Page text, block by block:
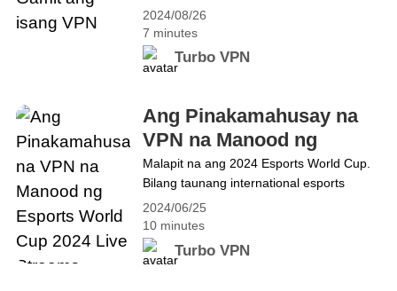
Madness(NCAA) 2025 Online from
Anywhere
2024/08/26
7 minutes
Turbo VPN
nakakaintriga na kuwento tungkol sa kung
paano sinasakop ng mga robot ng
artificial intelligence ang planeta. Napaisip
ako kung aling antas ang may epekto sa
development. Walang duda na ang AI ay
nagdulot ng&hellip; Continue reading
Paano I-access ang ChatGPT Gamit ang
isang VPN
2024/06/25
10 minutes
Turbo VPN
Ang Pinakamahusay na
VPN na Manood ng
Esports World Cup 2024
Live Streams
Malapit na ang 2024 Esports World Cup.
Bilang taunang international esports
tournament na pinapalitan ang
prestihiyosong Gamers 8 event, ito ay
dapat na isang pagbabago sa kasaysayan
ng mga esport at ang pinakamalaking